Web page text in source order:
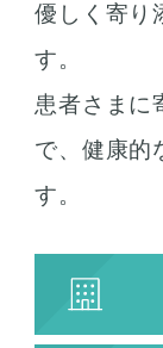
優しく寄り
す。
患者さまに
で、健康的
す。